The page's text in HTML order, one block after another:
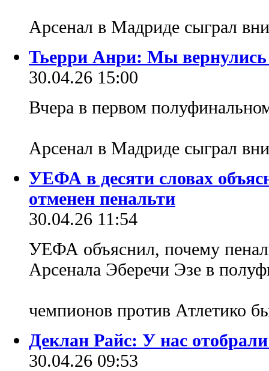
Арсенал в Мадриде сыграл
Тьерри Анри: Мы вернулись
30.04.26 15:00
Вчера в первом
Арсенал в Мадриде сыграл
УЕФА в десяти словах
отменен пенальти
30.04.26 11:54
УЕФА объяснил, почему
Арсенала Эберечи Эзе в
чемпионов против Атлетико
Деклан Райс: У нас
30.04.26 09:53